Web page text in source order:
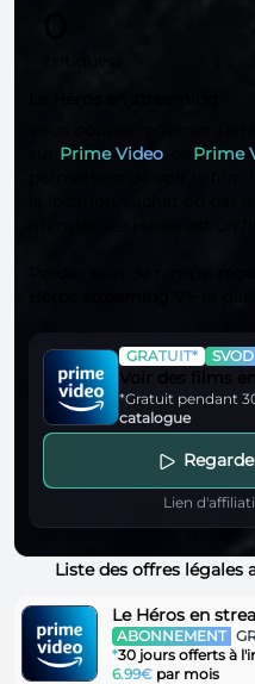
Prime Video Prime
GRATUIT* SVOD
Voir des films
*Gratuit pendant
catalogue
Lien
Liste des offres légales
Le Héros en
ABONNEMENT
*30 jours offerts à
6.99€ par mois